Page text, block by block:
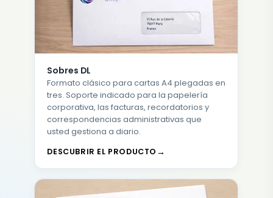
Sobres DL
Formato clásico para cartas A4 plegadas en
tres. Soporte indicado para la papelería
corporativa, las facturas, recordatorios y
correspondencias administrativas que
usted gestiona a diario.
DESCUBRIR EL PRODUCTO